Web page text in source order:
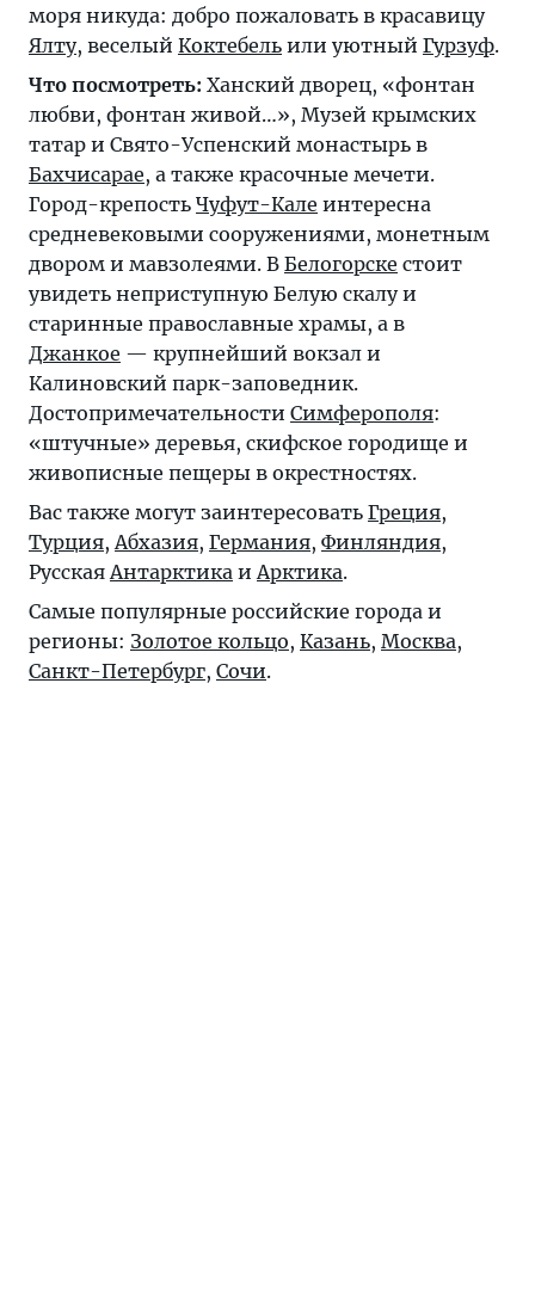
моря никуда: добро пожаловать в красавицу
Ялту, веселый Коктебель или уютный Гурзуф.
Что посмотреть: Ханский дворец, «фонтан
любви, фонтан живой…», Музей крымских
татар и Свято-Успенский монастырь в
Бахчисарае, а также красочные мечети.
Город-крепость Чуфут-Кале интересна
средневековыми сооружениями, монетным
двором и мавзолеями. В Белогорске стоит
увидеть неприступную Белую скалу и
старинные православные храмы, а в
Джанкое — крупнейший вокзал и
Калиновский парк-заповедник.
Достопримечательности Симферополя:
«штучные» деревья, скифское городище и
живописные пещеры в окрестностях.
Вас также могут заинтересовать Греция,
Турция,Абхазия, Германия, Финляндия,
РусскаяАнтарктика иАрктика.
Самые популярные российские города и
регионы: Золотое кольцо, Казань, Москва,
Санкт-Петербург, Сочи.